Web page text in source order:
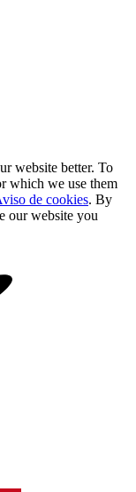
website better. To
which we use them
de cookies. By
our website you